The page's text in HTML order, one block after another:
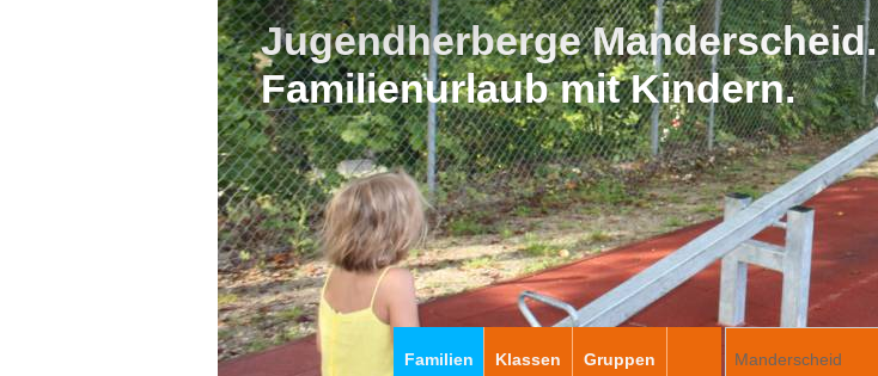
Jugendherberge Manderscheid.
Familienurlaub mit Kindern.
Familien Klassen Gruppen